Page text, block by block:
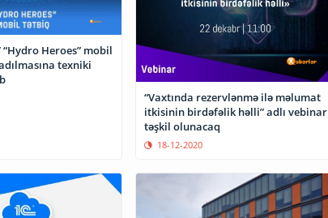
“Hydro Heroes” mobil
texniki
“Vaxtında rezervlənmə ilə məlumat
itkisinin birdəfəlik həlli” adlı vebinar
təşkil olunacaq
18-12-2020